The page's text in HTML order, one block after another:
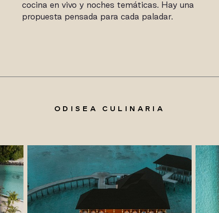
cocina en vivo y noches temáticas. Hay una
propuesta pensada para cada paladar.
ODISEA CULINARIA